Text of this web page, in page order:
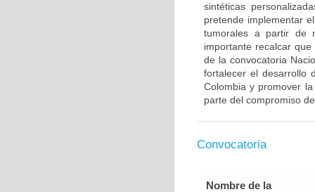
sintéticas
pretende implementar
tumorales a partir de
importante recalcar
de la convocatoria
fortalecer el desarrollo
Colombia y promover
parte del compromiso
Convocatoria
Nombre de la